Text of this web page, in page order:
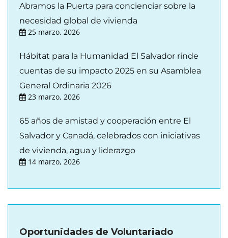
Abramos la Puerta para concienciar sobre la
necesidad global de vivienda
25 marzo, 2026
Hábitat para la Humanidad El Salvador rinde
cuentas de su impacto 2025 en su Asamblea
General Ordinaria 2026
23 marzo, 2026
65 años de amistad y cooperación entre El
Salvador y Canadá, celebrados con iniciativas
de vivienda, agua y liderazgo
14 marzo, 2026
Oportunidades de Voluntariado